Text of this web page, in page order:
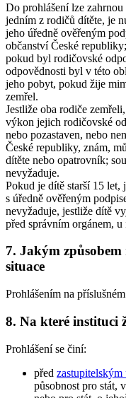
Do prohlášení lze
jedním z rodičů dítěte, je
jeho úředně ověřeným
občanství České
pokud byl rodičovské
odpovědnosti byl v této
jeho pobyt, pokud žije
zemřel.
Jestliže oba rodiče
výkon jejich rodičovské
nebo pozastaven, nebo
České republiky, znám,
dítěte nebo opatrovník;
nevyžaduje.
Pokud je dítě starší 15 let,
s úředně ověřeným
nevyžaduje, jestliže dítě
před správním orgánem,
7. Jakým
situace
Prohlášením na
8. Na které instituci
Prohlášení se činí:
před
působnost pro stát,